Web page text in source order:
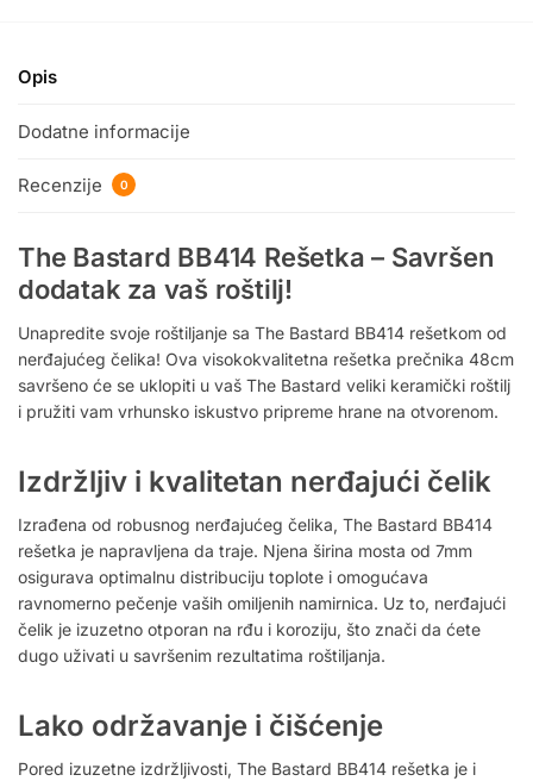
Opis
Dodatne informacije
Recenzije 0
The Bastard BB414 Rešetka – Savršen
dodatak za vaš roštilj!
Unapredite svoje roštiljanje sa The Bastard BB414 rešetkom od
nerđajućeg čelika! Ova visokokvalitetna rešetka prečnika 48cm
savršeno će se uklopiti u vaš The Bastard veliki keramički roštilj
i pružiti vam vrhunsko iskustvo pripreme hrane na otvorenom.
Izdržljiv i kvalitetan nerđajući čelik
Izrađena od robusnog nerđajućeg čelika, The Bastard BB414
rešetka je napravljena da traje. Njena širina mosta od 7mm
osigurava optimalnu distribuciju toplote i omogućava
ravnomerno pečenje vaših omiljenih namirnica. Uz to, nerđajući
čelik je izuzetno otporan na rđu i koroziju, što znači da ćete
dugo uživati u savršenim rezultatima roštiljanja.
Lako održavanje i čišćenje
Pored izuzetne izdržljivosti, The Bastard BB414 rešetka je i